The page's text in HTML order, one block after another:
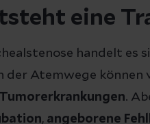
eine
handelt es
der Atemwege können
Tumorerkrankungen.
, angeborene